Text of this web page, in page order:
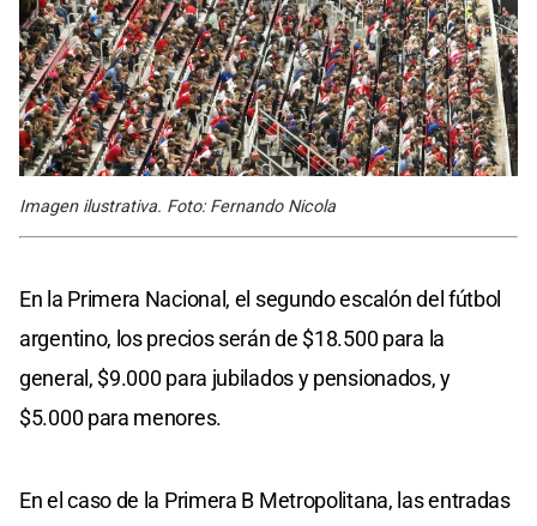
Imagen ilustrativa. Foto: Fernando Nicola
En la Primera Nacional, el segundo escalón del fútbol
argentino, los precios serán de $18.500 para la
general, $9.000 para jubilados y pensionados, y
$5.000 para menores.
En el caso de la Primera B Metropolitana, las entradas